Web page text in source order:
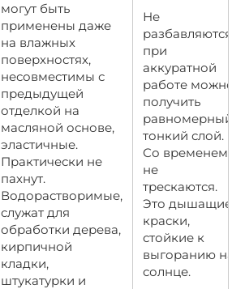
могут быть
применены даже
на влажных
поверхностях,
несовместимы с
предыдущей
отделкой на
масляной основе,
эластичные.
Практически не
пахнут.
Водорастворимые,
служат для
обработки дерева,
кирпичной
кладки,
штукатурки и
Не
разбавляются,
при
аккуратной
работе можно
получить
равномерный
тонкий слой.
Со временем
не
трескаются.
Это дышащие
краски,
стойкие к
выгоранию на
солнце.